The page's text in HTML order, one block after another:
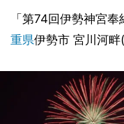
「第74回伊勢神宮
重県伊勢市 宮川河畔